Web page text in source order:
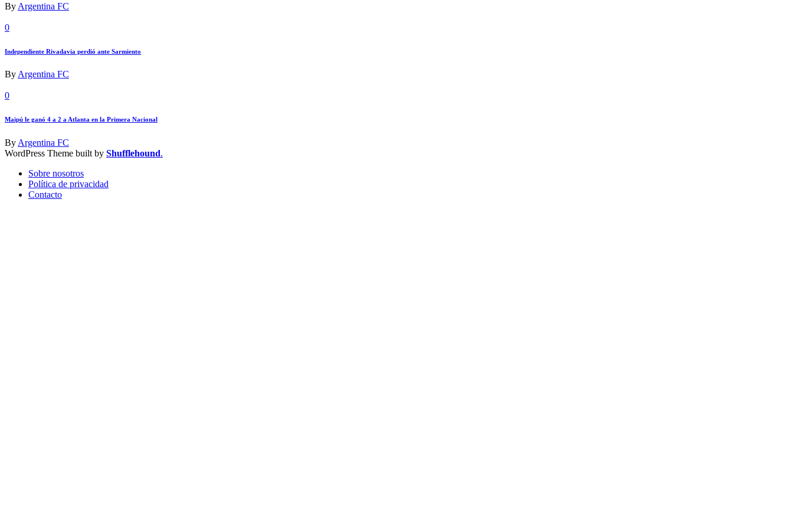
By Argentina FC
0
Independiente Rivadavia perdió ante Sarmiento
ByArgentina FC
0
Maipú le ganó 4 a 2 a Atlanta en la Primera Nacional
ByArgentina FC
WordPress Theme built by Shufflehound.
Sobre nosotros
Política de privacidad
Contacto